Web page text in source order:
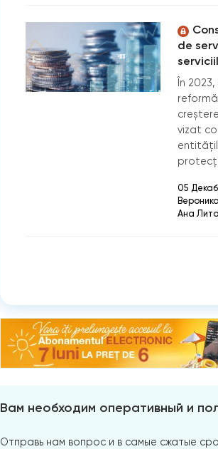
de
În
vizat
05
Ана
Вам необходим оперативный и
Отправь нам вопрос и в самые сжатые